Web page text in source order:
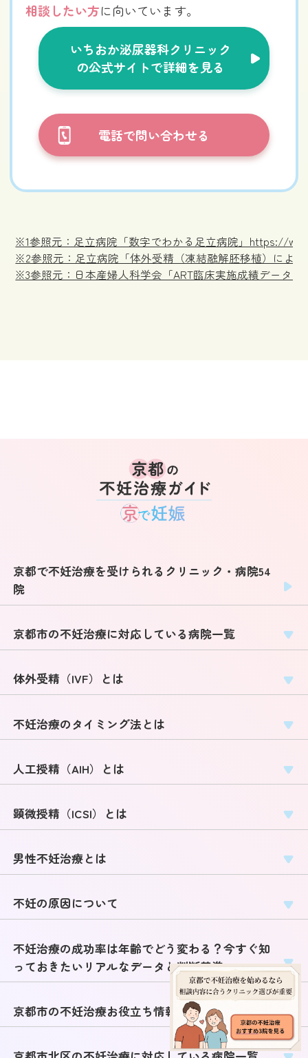
相談したい方に向いています。
いちおか泌尿器科クリニック
の公式サイトで詳細を見る
電話で問い合わせる
※1参照元：足立病院「数字でわかる足立病院」https://
※2参照元：足立病院「体外受精（凍結融解胚移植）によ
※3参照元：日本産婦人科学会「ART臨床実施成績データ
京都で不妊治療を受けられるクリニック・病院54
院
京都市の不妊治療に対応している病院一覧
体外受精（IVF）とは
不妊治療のタイミング法とは
人工授精（AIH）とは
顕微授精（ICSI）とは
男性不妊治療とは
不妊の原因について
不妊治療の成功率は年齢でどう変わる？今すぐ知
っておきたいリアルなデータと判断基準
京都市の不妊治療お役立ち情報